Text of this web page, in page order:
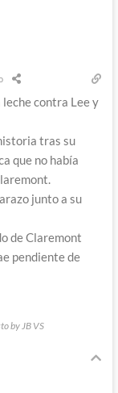
contra Lee y
tras su
que no había
junto a su
de Claremont
pendiente de
by JB VS